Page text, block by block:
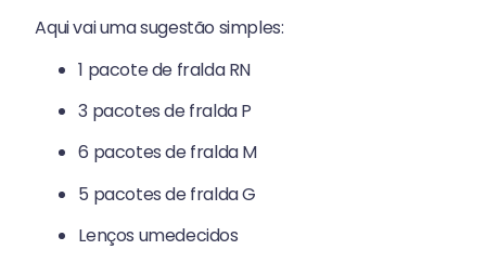
Aqui vai uma sugestão simples:
1 pacote de fralda RN
3 pacotes de fralda P
6 pacotes de fralda M
5 pacotes de fralda G
Lenços umedecidos